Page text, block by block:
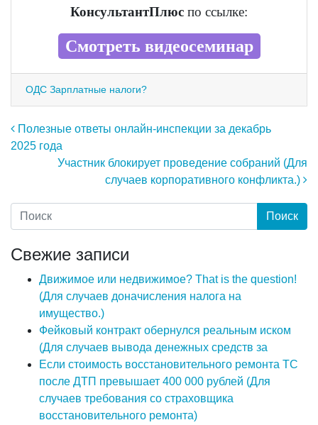
КонсультантПлюс по ссылке:
Смотреть видеосеминар
ОДС Зарплатные налоги?
Навигация по записям
Полезные ответы онлайн-инспекции за декабрь
2025 года
Участник блокирует проведение собраний (Для
случаев корпоративного конфликта.)
Свежие записи
Движимое или недвижимое? That is the question!
(Для случаев доначисления налога на
имущество.)
Фейковый контракт обернулся реальным иском
(Для случаев вывода денежных средств за
Если стоимость восстановительного ремонта ТС
после ДТП превышает 400 000 рублей (Для
случаев требования со страховщика
восстановительного ремонта)